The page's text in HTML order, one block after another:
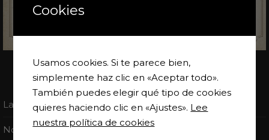
MAPA WEB
La seducción del Aragón Medieval
Novedades
Cookies
Usamos cookies. Si te parece bien,
simplemente haz clic en «Aceptar todo».
También puedes elegir qué tipo de cookies
quieres haciendo clic en «Ajustes». Lee
nuestra política de cookies